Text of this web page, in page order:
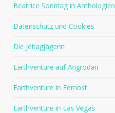
Beatrice Sonntag in Anthologien
Datenschutz und Cookies
Die Jetlagjägerin
Earthventure auf Angrodan
Earthventure in Fernost
Earthventure in Las Vegas